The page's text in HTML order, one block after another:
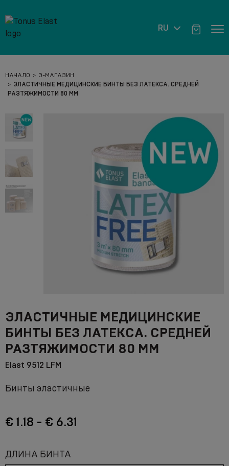
RU
НАЧАЛО
Э-МАГАЗИН
ЭЛАСТИЧНЫЕ МЕДИЦИНСКИЕ БИНТЫ БЕЗ ЛАТЕКСА. СРЕДНЕЙ
РАЗТЯЖИМОСТИ 80 ММ
ЭЛАСТИЧНЫЕ МЕДИЦИНСКИЕ
БИНТЫ БЕЗ ЛАТЕКСА. СРЕДНЕЙ
РАЗТЯЖИМОСТИ 80 ММ
Elast 9512 LFM
Бинты эластичные
€ 1.18 - € 6.31
ДЛИНА БИНТА